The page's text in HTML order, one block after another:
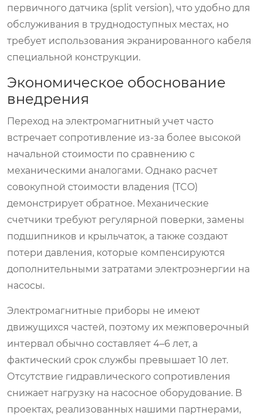
первичного датчика (split version), что удобно для
обслуживания в труднодоступных местах, но
требует использования экранированного кабеля
специальной конструкции.
Экономическое обоснование
внедрения
Переход на электромагнитный учет часто
встречает сопротивление из-за более высокой
начальной стоимости по сравнению с
механическими аналогами. Однако расчет
совокупной стоимости владения (TCO)
демонстрирует обратное. Механические
счетчики требуют регулярной поверки, замены
подшипников и крыльчаток, а также создают
потери давления, которые компенсируются
дополнительными затратами электроэнергии на
насосы.
Электромагнитные приборы не имеют
движущихся частей, поэтому их межповерочный
интервал обычно составляет 4–6 лет, а
фактический срок службы превышает 10 лет.
Отсутствие гидравлического сопротивления
снижает нагрузку на насосное оборудование. В
проектах, реализованных нашими партнерами,